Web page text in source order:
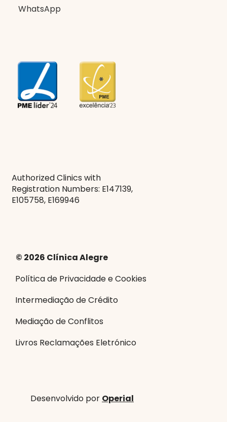
WhatsApp
Authorized Clinics with
Registration Numbers: E147139,
E105758, E169946
© 2026 Clínica Alegre
Política de Privacidade e Cookies
Livros Reclamações Eletrónico
Intermediação de Crédito
Mediação de Conflitos
Desenvolvido por Operial